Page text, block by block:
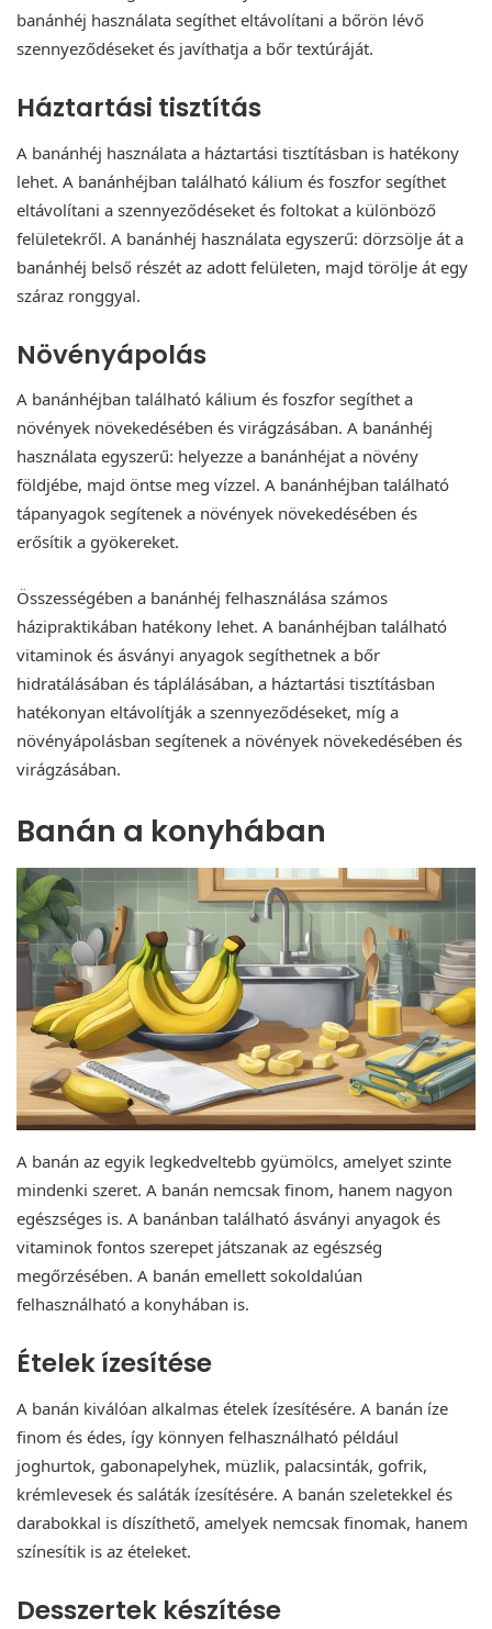
banánhéj használata segíthet eltávolítani a bőrön lévő
szennyeződéseket és javíthatja a bőr textúráját.
Háztartási tisztítás
A banánhéj használata a háztartási tisztításban is hatékony
lehet. A banánhéjban található kálium és foszfor segíthet
eltávolítani a szennyeződéseket és foltokat a különböző
felületekről. A banánhéj használata egyszerű: dörzsölje át a
banánhéj belső részét az adott felületen, majd törölje át egy
száraz ronggyal.
Növényápolás
A banánhéjban található kálium és foszfor segíthet a
növények növekedésében és virágzásában. A banánhéj
használata egyszerű: helyezze a banánhéjat a növény
földjébe, majd öntse meg vízzel. A banánhéjban található
tápanyagok segítenek a növények növekedésében és
erősítik a gyökereket.
Összességében a banánhéj felhasználása számos
házipraktikában hatékony lehet. A banánhéjban található
vitaminok és ásványi anyagok segíthetnek a bőr
hidratálásában és táplálásában, a háztartási tisztításban
hatékonyan eltávolítják a szennyeződéseket, míg a
növényápolásban segítenek a növények növekedésében és
virágzásában.
Banán a konyhában
A banán az egyik legkedveltebb gyümölcs, amelyet szinte
mindenki szeret. A banán nemcsak finom, hanem nagyon
egészséges is. A banánban található ásványi anyagok és
vitaminok fontos szerepet játszanak az egészség
megőrzésében. A banán emellett sokoldalúan
felhasználható a konyhában is.
Ételek ízesítése
A banán kiválóan alkalmas ételek ízesítésére. A banán íze
finom és édes, így könnyen felhasználható például
joghurtok, gabonapelyhek, müzlik, palacsinták, gofrik,
krémlevesek és saláták ízesítésére. A banán szeletekkel és
darabokkal is díszíthető, amelyek nemcsak finomak, hanem
színesítik is az ételeket.
Desszertek készítése